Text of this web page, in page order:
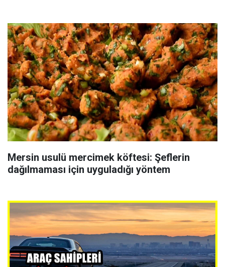
Mersin usulü mercimek köftesi: Şeflerin
dağılmaması için uyguladığı yöntem